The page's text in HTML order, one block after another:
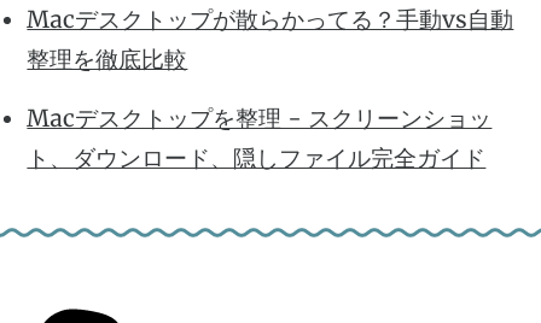
Macデスクトップが散らかってる？手動vs自動
整理を徹底比較
Macデスクトップを整理 - スクリーンショッ
ト、ダウンロード、隠しファイル完全ガイド